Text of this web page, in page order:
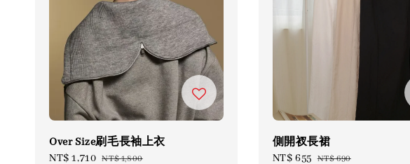
Over Size刷毛長袖上衣
Sale
NT$ 1,710 Regular
NT$ 1,800
側開衩長裙
Sale
NT$ 655 Regular
NT$ 690